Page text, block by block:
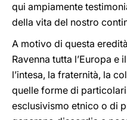
qui ampiamente
della vita del nostro
A motivo di questa
Ravenna tutta l’Europa e
l’intesa, la fraternità, la
quelle forme di
esclusivismo etnico o di